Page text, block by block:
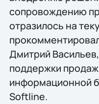
сопровождению
отразилось на
Дмитрий
поддержки
информационной
Softline.